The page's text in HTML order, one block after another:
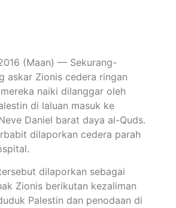
(Maan) — Sekurang-
askar Zionis cedera ringan
naiki dilanggar oleh
di laluan masuk ke
Daniel barat daya al-Quds.
dilaporkan cedera parah
dilaporkan sebagai
Zionis berikutan kezaliman
Palestin dan penodaan di